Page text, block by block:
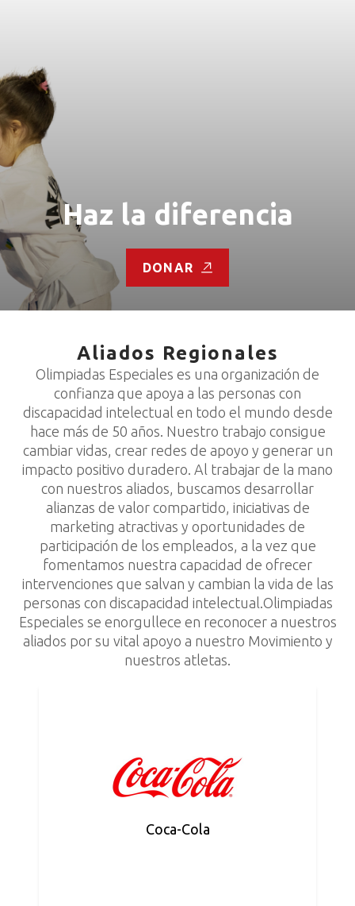
Haz la diferencia
DONAR
Aliados Regionales
Olimpiadas Especiales es una organización de
confianza que apoya a las personas con
discapacidad intelectual en todo el mundo desde
hace más de 50 años. Nuestro trabajo consigue
cambiar vidas, crear redes de apoyo y generar un
impacto positivo duradero. Al trabajar de la mano
con nuestros aliados, buscamos desarrollar
alianzas de valor compartido, iniciativas de
marketing atractivas y oportunidades de
participación de los empleados, a la vez que
fomentamos nuestra capacidad de ofrecer
intervenciones que salvan y cambian la vida de las
personas con discapacidad intelectual.Olimpiadas
Especiales se enorgullece en reconocer a nuestros
aliados por su vital apoyo a nuestro Movimiento y
nuestros atletas.
Coca-Cola